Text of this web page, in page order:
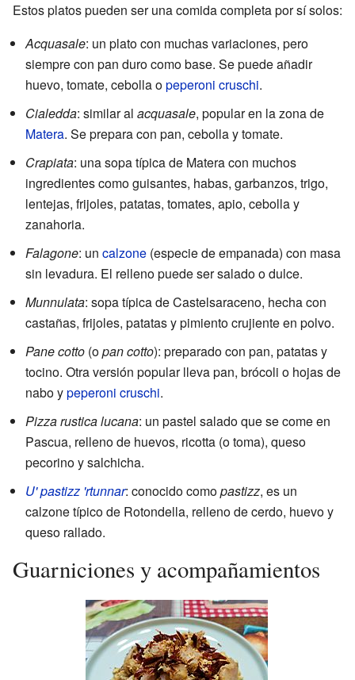
Estos platos pueden ser una comida completa por sí solos:
Acquasale: un plato con muchas variaciones, pero
siempre con pan duro como base. Se puede añadir
huevo, tomate, cebolla opeperoni cruschi.
Cialedda: similar al acquasale, popular en la zona de
Matera. Se prepara con pan, cebolla y tomate.
Crapiata: una sopa típica de Matera con muchos
ingredientes como guisantes, habas, garbanzos, trigo,
lentejas, frijoles, patatas, tomates, apio, cebolla y
zanahoria.
Falagone: un calzone (especie de empanada) con masa
sin levadura. El relleno puede ser salado o dulce.
Munnulata: sopa típica de Castelsaraceno, hecha con
castañas, frijoles, patatas y pimiento crujiente en polvo.
Pane cotto (opan cotto): preparado con pan, patatas y
tocino. Otra versión popular lleva pan, brócoli o hojas de
nabo ypeperoni cruschi.
Pizza rustica lucana: un pastel salado que se come en
Pascua, relleno de huevos, ricotta (o toma), queso
pecorino y salchicha.
U' pastizz 'rtunnar: conocido comopastizz, es un
calzone típico de Rotondella, relleno de cerdo, huevo y
queso rallado.
Guarniciones y acompañamientos